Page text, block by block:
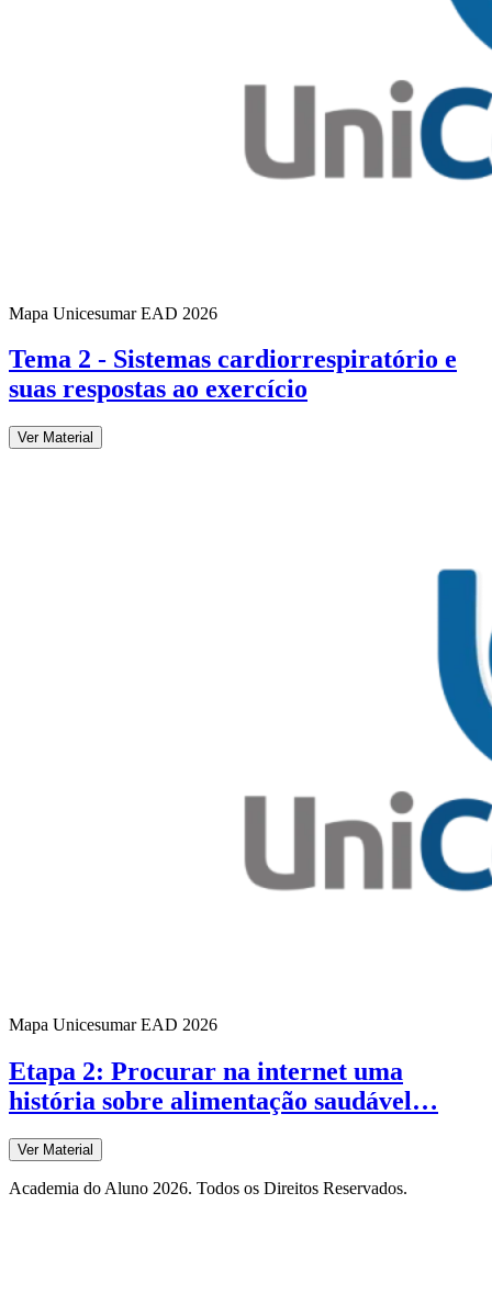
Mapa Unicesumar EAD 2026
Tema 2 - Sistemas cardiorrespiratório e
suas respostas ao exercício
Ver Material
Mapa Unicesumar EAD 2026
Etapa 2: Procurar na internet uma
história sobre alimentação saudável…
Ver Material
Academia do Aluno 2026. Todos os Direitos Reservados.